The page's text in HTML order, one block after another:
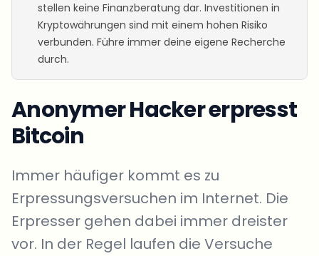
stellen keine Finanzberatung dar. Investitionen in
Kryptowährungen sind mit einem hohen Risiko
verbunden. Führe immer deine eigene Recherche
durch.
Anonymer Hacker erpresst
Bitcoin
Immer häufiger kommt es zu
Erpressungsversuchen im Internet. Die
Erpresser gehen dabei immer dreister
vor. In der Regel laufen die Versuche